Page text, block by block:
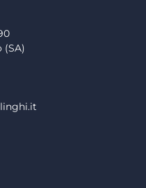
(SA)